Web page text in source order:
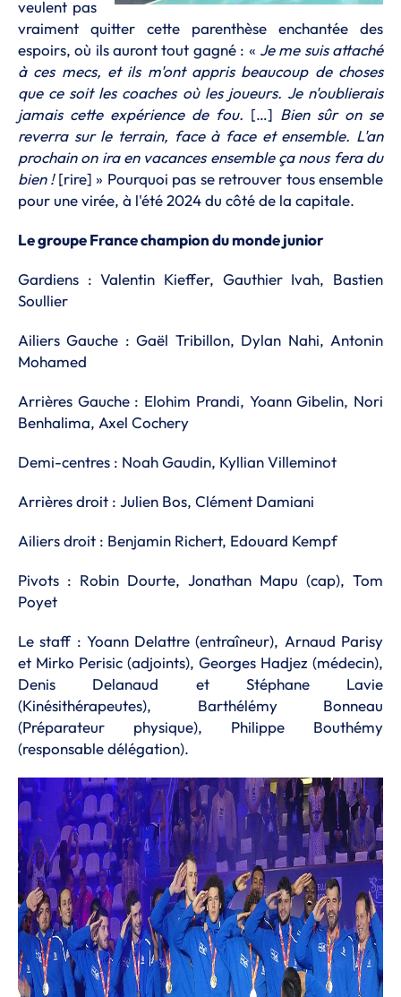
veulent pas
vraiment quitter cette parenthèse enchantée des
espoirs, où ils auront tout gagné : « Je me suis attaché
à ces mecs, et ils m'ont appris beaucoup de choses
que ce soit les coaches où les joueurs. Je n'oublierais
jamais cette expérience de fou. […] Bien sûr on se
reverra sur le terrain, face à face et ensemble. L'an
prochain on ira en vacances ensemble ça nous fera du
bien ![rire] » Pourquoi pas se retrouver tous ensemble
pour une virée, à l'été 2024 du côté de la capitale.
Le groupe France champion du monde junior
Gardiens : Valentin Kieffer, Gauthier Ivah, Bastien
Soullier
Ailiers Gauche : Gaël Tribillon, Dylan Nahi, Antonin
Mohamed
Arrières Gauche : Elohim Prandi, Yoann Gibelin, Nori
Benhalima, Axel Cochery
Demi-centres : Noah Gaudin, Kyllian Villeminot
Arrières droit : Julien Bos, Clément Damiani
Ailiers droit : Benjamin Richert, Edouard Kempf
Pivots : Robin Dourte, Jonathan Mapu (cap), Tom
Poyet
Le staff : Yoann Delattre (entraîneur), Arnaud Parisy
et Mirko Perisic (adjoints), Georges Hadjez (médecin),
Denis Delanaud et Stéphane Lavie
(Kinésithérapeutes), Barthélémy Bonneau
(Préparateur physique), Philippe Bouthémy
(responsable délégation).